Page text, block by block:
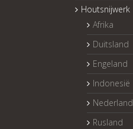
Houtsnijwerk
Afrika
Duitsland
Engeland
Indonesië
Nederland
Rusland